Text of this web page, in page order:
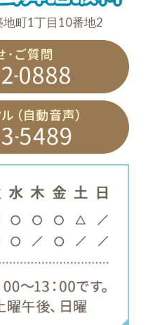
町1丁目10番地2